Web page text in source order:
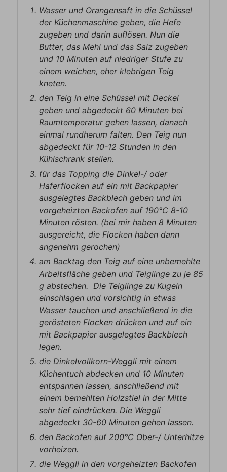
Wasser und Orangensaft in die Schüssel
der Küchenmaschine geben, die Hefe
zugeben und darin auflösen. Nun die
Butter, das Mehl und das Salz zugeben
und 10 Minuten auf niedriger Stufe zu
einem weichen, eher klebrigen Teig
kneten.
den Teig in eine Schüssel mit Deckel
geben und abgedeckt 60 Minuten bei
Raumtemperatur gehen lassen, danach
einmal rundherum falten. Den Teig nun
abgedeckt für 10-12 Stunden in den
Kühlschrank stellen.
für das Topping die Dinkel-/ oder
Haferflocken auf ein mit Backpapier
ausgelegtes Backblech geben und im
vorgeheizten Backofen auf 190°C 8-10
Minuten rösten. (bei mir haben 8 Minuten
ausgereicht, die Flocken haben dann
angenehm gerochen)
am Backtag den Teig auf eine unbemehlte
Arbeitsfläche geben und Teiglinge zu je 85
g abstechen. Die Teiglinge zu Kugeln
einschlagen und vorsichtig in etwas
Wasser tauchen und anschließend in die
gerösteten Flocken drücken und auf ein
mit Backpapier ausgelegtes Backblech
legen.
die Dinkelvollkorn-Weggli mit einem
Küchentuch abdecken und 10 Minuten
entspannen lassen, anschließend mit
einem bemehlten Holzstiel in der Mitte
sehr tief eindrücken. Die Weggli
abgedeckt 30-60 Minuten gehen lassen.
den Backofen auf 200°C Ober-/ Unterhitze
vorheizen.
die Weggli in den vorgeheizten Backofen